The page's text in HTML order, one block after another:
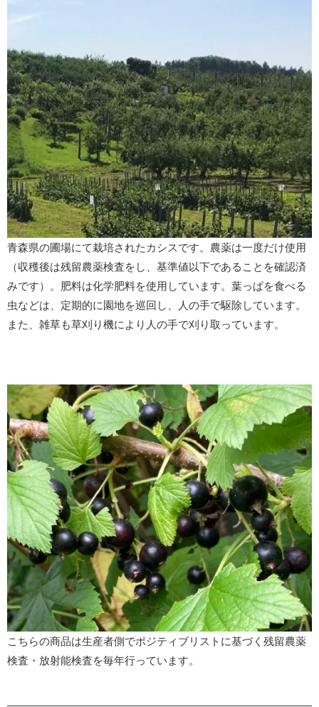
青森県の圃場にて栽培されたカシスです。農薬は一度だけ使用
（収穫後は残留農薬検査をし、基準値以下であることを確認済
みです）。肥料は化学肥料を使用しています。葉っぱを食べる
虫などは、定期的に園地を巡回し、人の手で駆除しています。
また、雑草も草刈り機により人の手で刈り取っています。
こちらの商品は生産者側でポジティブリストに基づく残留農薬
検査・放射能検査を毎年行っています。